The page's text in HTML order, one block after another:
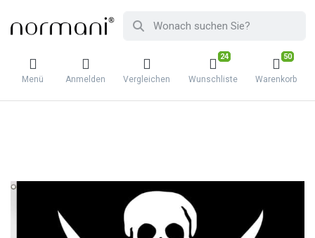
Menü Anmelden Vergleichen
24
Wunschliste
50
Warenkorb